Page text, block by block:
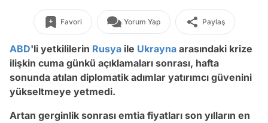
Favori Yorum Yap Paylaş
ABD'li yetkililerin Rusya ile Ukrayna arasındaki krize
ilişkin cuma günkü açıklamaları sonrası, hafta
sonunda atılan diplomatik adımlar yatırımcı güvenini
yükseltmeye yetmedi.
Artan gerginlik sonrası emtia fiyatları son yılların en